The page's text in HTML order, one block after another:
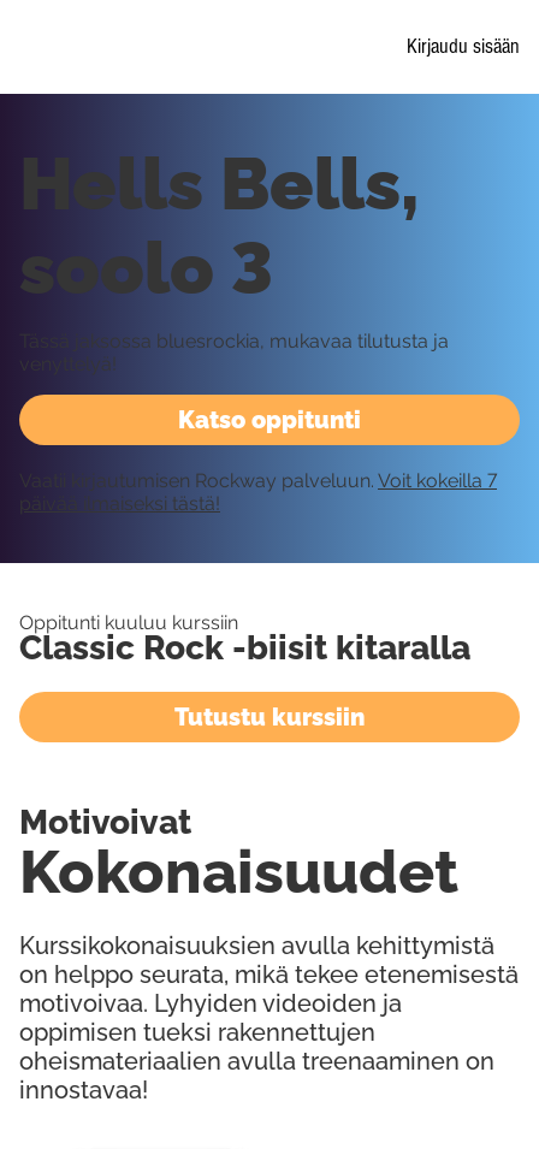
Kirjaudu sisään
Katso oppitunti
Hells Bells,
soolo 3
Tässä jaksossa bluesrockia, mukavaa tilutusta ja
venyttelyä!
Vaatii kirjautumisen Rockway palveluun. Voit kokeilla 7
päivää ilmaiseksi tästä!
Oppitunti kuuluu kurssiin
Classic Rock -biisit kitaralla
Tutustu kurssiin
Kurssikokonaisuuksien avulla kehittymistä
on helppo seurata, mikä tekee etenemisestä
motivoivaa. Lyhyiden videoiden ja
oppimisen tueksi rakennettujen
oheismateriaalien avulla treenaaminen on
innostavaa!
Kokonaisuudet
Motivoivat